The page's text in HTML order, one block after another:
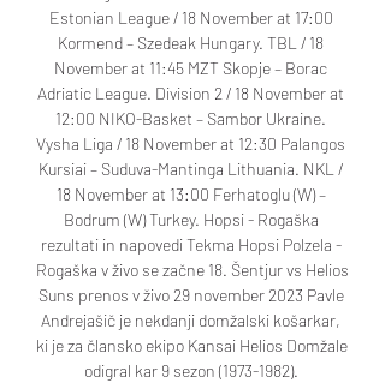
Estonian League / 18 November at 17:00
Kormend – Szedeak Hungary. TBL / 18
November at 11:45 MZT Skopje – Borac
Adriatic League. Division 2 / 18 November at
12:00 NIKO-Basket – Sambor Ukraine.
Vysha Liga / 18 November at 12:30 Palangos
Kursiai – Suduva-Mantinga Lithuania. NKL /
18 November at 13:00 Ferhatoglu (W) –
Bodrum (W) Turkey. Hopsi - Rogaška
rezultati in napovedi Tekma Hopsi Polzela -
Rogaška v živo se začne 18. Šentjur vs Helios
Suns prenos v živo 29 november 2023 Pavle
Andrejašič je nekdanji domžalski košarkar,
ki je za člansko ekipo Kansai Helios Domžale
odigral kar 9 sezon (1973-1982).